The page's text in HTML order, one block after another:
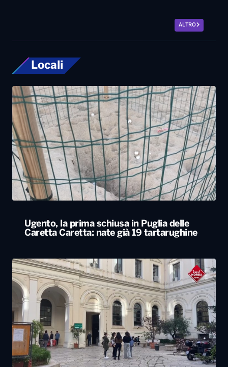
ALTRO
Locali
Ugento, la prima schiusa in Puglia delle
Caretta Caretta: nate già 19 tartarughine